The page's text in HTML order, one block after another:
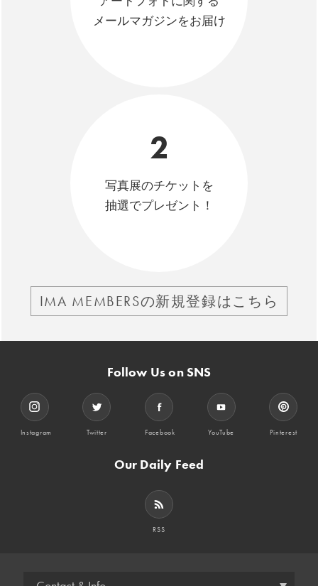
メールマガジンをお届け
2
写真展のチケットを
抽選でプレゼント！
IMA MEMBERSの新規登録はこちら
Follow Us on SNS
Instagram Twitter Facebook YouTube Pinterest
Our Daily Feed
RSS